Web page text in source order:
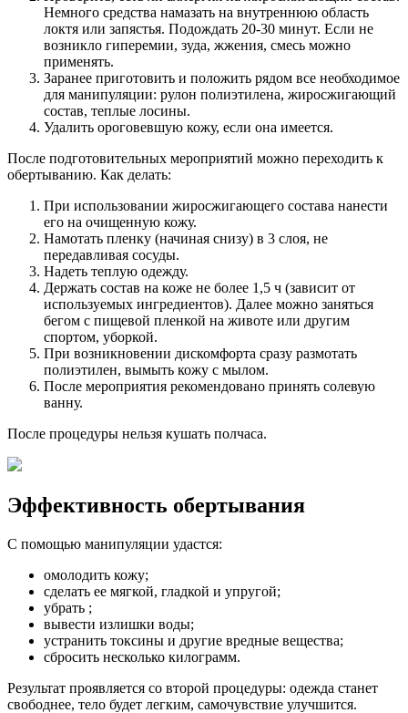
Немного средства намазать на внутреннюю область
локтя или запястья. Подождать 20-30 минут. Если не
возникло гиперемии, зуда, жжения, смесь можно
применять.
Заранее приготовить и положить рядом все необходимое
для манипуляции: рулон полиэтилена, жиросжигающий
состав, теплые лосины.
Удалить ороговевшую кожу, если она имеется.
После подготовительных мероприятий можно переходить к
обертыванию. Как делать:
При использовании жиросжигающего состава нанести
его на очищенную кожу.
Намотать пленку (начиная снизу) в 3 слоя, не
передавливая сосуды.
Надеть теплую одежду.
Держать состав на коже не более 1,5 ч (зависит от
используемых ингредиентов). Далее можно заняться
бегом с пищевой пленкой на животе или другим
спортом, уборкой.
При возникновении дискомфорта сразу размотать
полиэтилен, вымыть кожу с мылом.
После мероприятия рекомендовано принять солевую
ванну.
После процедуры нельзя кушать полчаса.
Эффективность обертывания
С помощью манипуляции удастся:
омолодить кожу;
сделать ее мягкой, гладкой и упругой;
убрать ;
вывести излишки воды;
устранить токсины и другие вредные вещества;
сбросить несколько килограмм.
Результат проявляется со второй процедуры: одежда станет
свободнее, тело будет легким, самочувствие улучшится.